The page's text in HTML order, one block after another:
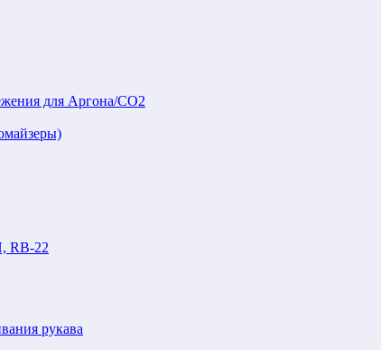
для Аргона/СО2
RB-22
рукава